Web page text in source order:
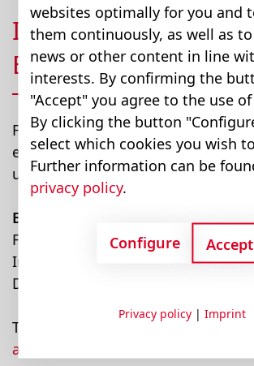
Interessiert an
Beruf?
Falls du nähere Informationen
einholen möchtest, kannst du
uns aufnehmen.
Bucher Hydraulics GmbH
Frau Angelina Schweigl
Industriestrasse 1
DE-79771 Klettgau
Tel. +49 7742 852 140
application@bucherhydraulics.com
websites optimally for you and
them continuously, as well as
news or other content in line
interests. By confirming the
"Accept" you agree to the use
By clicking the button
select which cookies you wish
Further information can be
privacy policy.
Configure Accept
Privacy policy| Imprint